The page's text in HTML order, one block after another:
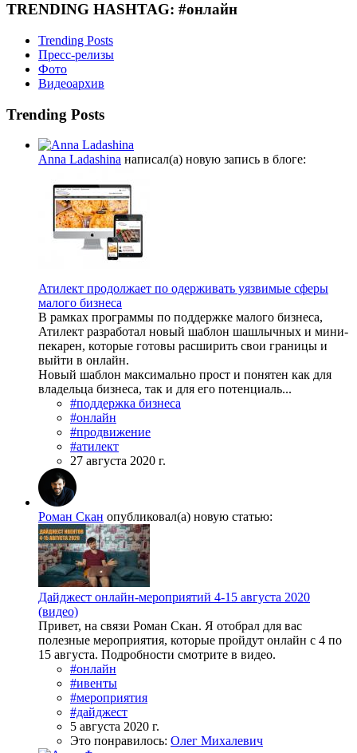
TRENDING HASHTAG: #онлайн
Trending Posts
Пресс-релизы
Фото
Видеоархив
Trending Posts
Anna Ladashina написал(а) новую запись в блоге:
Атилект продолжает по одерживать уязвимые сферы
малого бизнеса
В рамках программы по поддержке малого бизнеса,
Атилект разработал новый шаблон шашлычных и мини-
пекарен, которые готовы расширить свои границы и
выйти в онлайн.
Новый шаблон максимально прост и понятен как для
владельца бизнеса, так и для его потенциаль...
#поддержка бизнеса
#онлайн
#продвижение
#атилект
27 августа 2020 г.
Роман Скан опубликовал(а) новую статью:
Дайджест онлайн-мероприятий 4-15 августа 2020
(видео)
Привет, на связи Роман Скан. Я отобрал для вас
полезные мероприятия, которые пройдут онлайн с 4 по
15 августа. Подробности смотрите в видео.
#онлайн
#ивенты
#мероприятия
#дайджест
5 августа 2020 г.
Это понравилось: Олег Михалевич